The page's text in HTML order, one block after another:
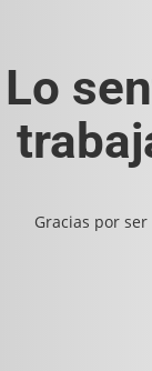
Lo
Gracias por